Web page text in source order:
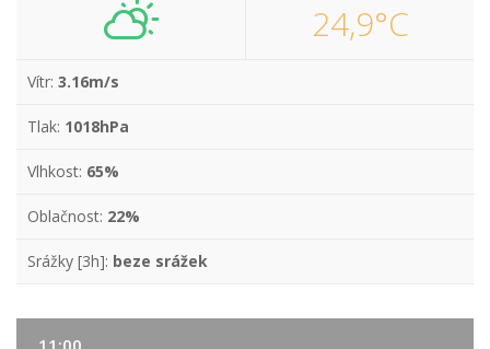
24,9°C
Vítr: 3.16m/s
Tlak: 1018hPa
Vlhkost: 65%
Oblačnost: 22%
Srážky [3h]: beze srážek
11:00